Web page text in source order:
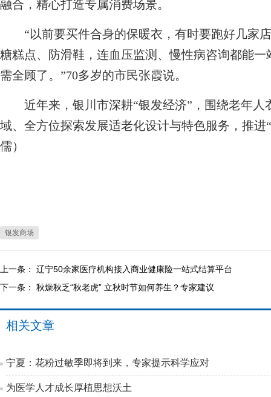
融合，精心打造专属消费场景。
“以前要买件合身的保暖衣，有时要跑好几家
糖糕点、防滑鞋，连血压监测、慢性病咨询都能
需全顾了。”70多岁的市民张霞说。
近年来，银川市深耕“银发经济”，围绕老年人
域、全方位探索发展适老化设计与特色服务，推进
儒）
银发商场
上一条： 辽宁50余家医疗机构接入商业健康险一站式结算平台
下一条： 秋燥秋乏“秋老虎” 立秋时节如何养生？专家建议
相关文章
宁夏：花粉过敏季即将到来，专家提示科学应对
为医学人才成长厚植思想沃土